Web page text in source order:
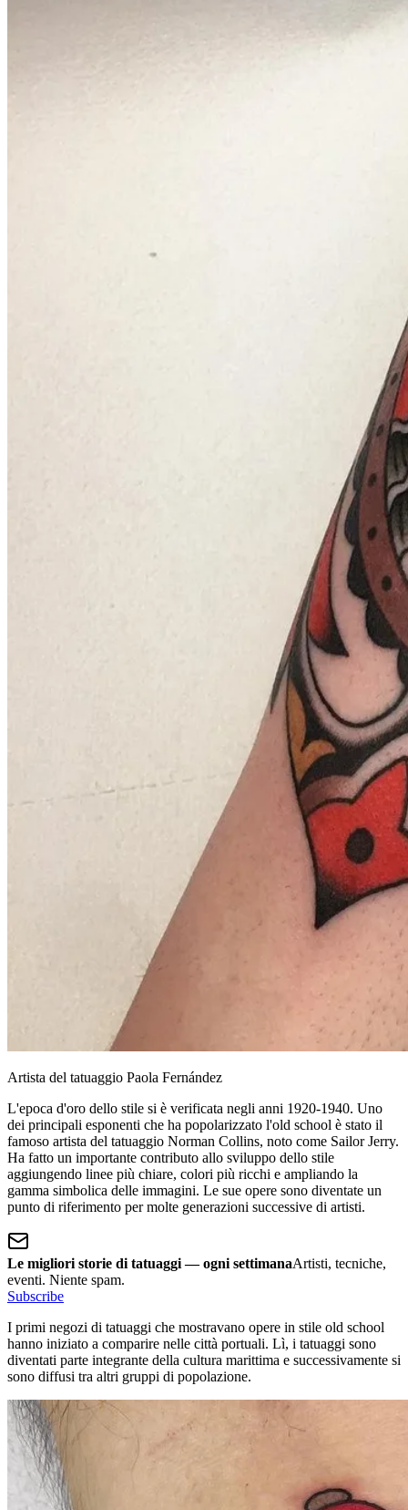
Artista del tatuaggio Paola Fernández
L'epoca d'oro dello stile si è verificata negli anni 1920-1940. Uno
dei principali esponenti che ha popolarizzato l'old school è stato il
famoso artista del tatuaggio Norman Collins, noto come Sailor Jerry.
Ha fatto un importante contributo allo sviluppo dello stile
aggiungendo linee più chiare, colori più ricchi e ampliando la
gamma simbolica delle immagini. Le sue opere sono diventate un
punto di riferimento per molte generazioni successive di artisti.
Le migliori storie di tatuaggi — ogni settimanaArtisti, tecniche,
eventi. Niente spam.
Subscribe
I primi negozi di tatuaggi che mostravano opere in stile old school
hanno iniziato a comparire nelle città portuali. Lì, i tatuaggi sono
diventati parte integrante della cultura marittima e successivamente si
sono diffusi tra altri gruppi di popolazione.